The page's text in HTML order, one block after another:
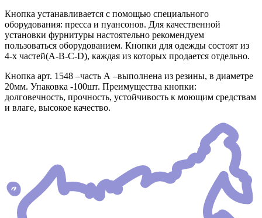
Кнопка устанавливается с помощью специального
оборудования: пресса и пуансонов. Для качественной
установки фурнитуры настоятельно рекомендуем
пользоваться оборудованием. Кнопки для одежды состоят из
4-х частей(А-В-С-D), каждая из которых продается отдельно.
Кнопка арт. 1548 –часть А –выполнена из резины, в диаметре
20мм. Упаковка -100шт. Преимущества кнопки:
долговечность, прочность, устойчивость к моющим средствам
и влаге, высокое качество.